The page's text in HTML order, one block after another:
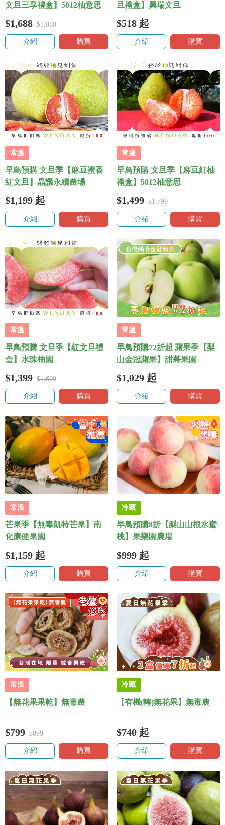
文旦三享禮盒】5012柚意思
$1,688 $1,880
介紹 購買
旦禮盒】興瑞文旦
$518 起
介紹 購買
常溫
早鳥預購 文旦季【麻豆蜜香
紅文旦】晶讚永續農場
$1,199 起
介紹 購買
常溫
早鳥預購 文旦季【麻豆紅柚
禮盒】5012柚意思
$1,499 $1,799
介紹 購買
常溫
早鳥預購 文旦季【紅文旦禮
盒】水珠柚園
$1,399 $1,699
介紹 購買
常溫
早鳥預購72折起 蘋果季【梨
山金冠蘋果】甜莃果園
$1,029 起
介紹 購買
常溫
芒果季【無毒凱特芒果】南
化康健果園
$1,159 起
介紹 購買
冷藏
早鳥預購8折【梨山山根水蜜
桃】果樂園農場
$999 起
介紹 購買
常溫
【無花果果乾】無毒農
$799 $899
介紹 購買
冷藏
【有機(轉)無花果】無毒農
$740 起
介紹 購買